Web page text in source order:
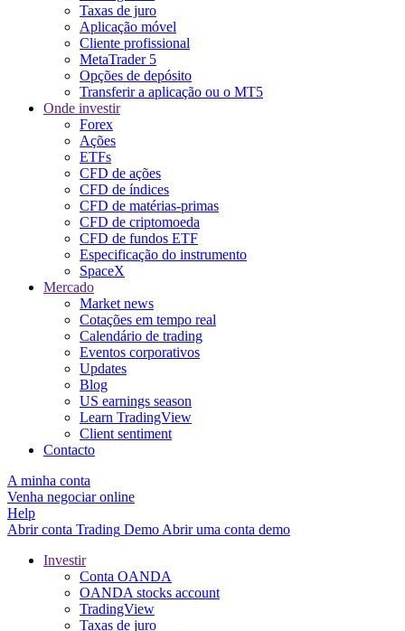
Taxas de juro
Aplicação móvel
Cliente profissional
MetaTrader 5
Opções de depósito
Transferir a aplicação ou o MT5
Onde investir
Forex
Ações
ETFs
CFD de ações
CFD de índices
CFD de matérias-primas
CFD de criptomoeda
CFD de fundos ETF
Especificação do instrumento
SpaceX
Mercado
Market news
Cotações em tempo real
Calendário de trading
Eventos corporativos
Updates
Blog
US earnings season
Learn TradingView
Client sentiment
Contacto
A minha conta
Venha negociar online
Help
Abrir conta Trading Demo Abrir uma conta demo
Investir
Conta OANDA
OANDA stocks account
TradingView
Taxas de juro